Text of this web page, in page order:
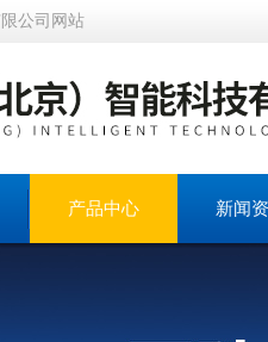
公司网站
产品中心 新闻